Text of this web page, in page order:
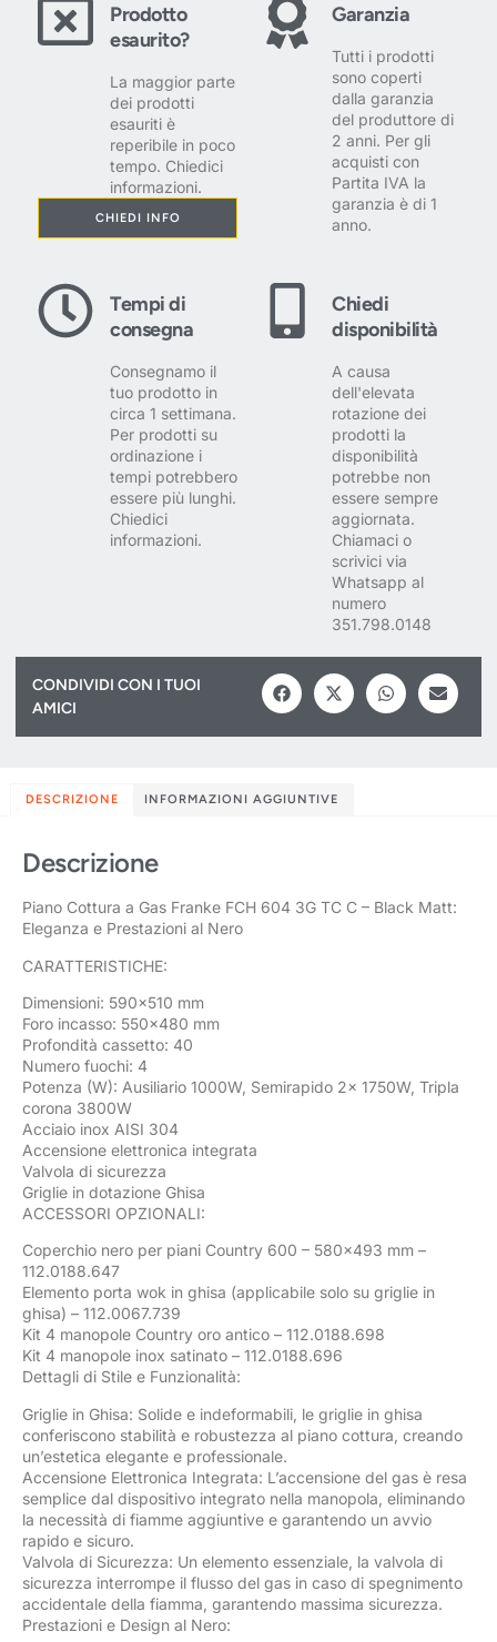
Prodotto
esaurito?
La maggior parte
dei prodotti
esauriti è
reperibile in poco
tempo. Chiedici
informazioni.
CHIEDI INFO
Garanzia
Tutti i prodotti
sono coperti
dalla garanzia
del produttore di
2 anni. Per gli
acquisti con
Partita IVA la
garanzia è di 1
anno.
Tempi di
consegna
Consegnamo il
tuo prodotto in
circa 1 settimana.
Per prodotti su
ordinazione i
tempi potrebbero
essere più lunghi.
Chiedici
informazioni.
Chiedi
disponibilità
A causa
dell'elevata
rotazione dei
prodotti la
disponibilità
potrebbe non
essere sempre
aggiornata.
Chiamaci o
scrivici via
Whatsapp al
numero
351.798.0148
CONDIVIDI CON I TUOI
AMICI
DESCRIZIONE INFORMAZIONI AGGIUNTIVE
Descrizione
Piano Cottura a Gas Franke FCH 604 3G TC C – Black Matt:
Eleganza e Prestazioni al Nero
CARATTERISTICHE:
Dimensioni: 590×510 mm
Foro incasso: 550×480 mm
Profondità cassetto: 40
Numero fuochi: 4
Potenza (W): Ausiliario 1000W, Semirapido 2x 1750W, Tripla
corona 3800W
Acciaio inox AISI 304
Accensione elettronica integrata
Valvola di sicurezza
Griglie in dotazione Ghisa
ACCESSORI OPZIONALI:
Coperchio nero per piani Country 600 – 580×493 mm –
112.0188.647
Elemento porta wok in ghisa (applicabile solo su griglie in
ghisa) – 112.0067.739
Kit 4 manopole Country oro antico – 112.0188.698
Kit 4 manopole inox satinato – 112.0188.696
Dettagli di Stile e Funzionalità:
Griglie in Ghisa: Solide e indeformabili, le griglie in ghisa
conferiscono stabilità e robustezza al piano cottura, creando
un’estetica elegante e professionale.
Accensione Elettronica Integrata: L’accensione del gas è resa
semplice dal dispositivo integrato nella manopola, eliminando
la necessità di fiamme aggiuntive e garantendo un avvio
rapido e sicuro.
Valvola di Sicurezza: Un elemento essenziale, la valvola di
sicurezza interrompe il flusso del gas in caso di spegnimento
accidentale della fiamma, garantendo massima sicurezza.
Prestazioni e Design al Nero: